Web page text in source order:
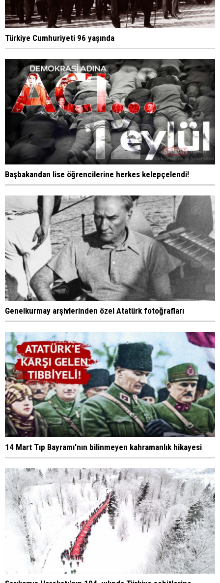
Türkiye Cumhuriyeti 96 yaşında
Başbakandan lise öğrencilerine herkes kelepçelendi!
Genelkurmay arşivlerinden özel Atatürk fotoğrafları
14 Mart Tıp Bayramı'nın bilinmeyen kahramanlık hikayesi